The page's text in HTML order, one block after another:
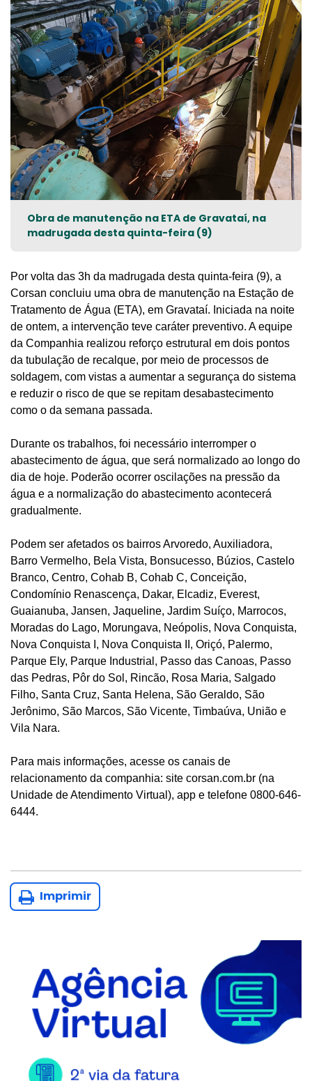
Obra de manutenção na ETA de Gravataí, na
madrugada desta quinta-feira (9)
Por volta das 3h da madrugada desta quinta-feira (9), a
Corsan concluiu uma obra de manutenção na Estação de
Tratamento de Água (ETA), em Gravataí. Iniciada na noite
de ontem, a intervenção teve caráter preventivo. A equipe
da Companhia realizou reforço estrutura l em dois pontos
da tubulação de recalque, por meio de processos de
soldagem, com vistas a aumentar a segurança do sistema
e reduzir o risco de que se repitam desabastecimento
como o da semana passada.
Durante os trabalhos, foi necessário interromper o
abastecimento de água, que será normalizado ao longo do
dia de hoje. Poderão ocorrer oscilações na pressão da
água e a normalização do abastecimento acontecerá
gradualmente.
Podem ser afetados os bairros Arvoredo, Auxiliadora,
Barro Vermelho, Bela Vista, Bonsucesso, Búzios, Castelo
Branco, Centro, Cohab B, Cohab C, Conceição,
Condomínio Renascença, Dakar, Elcadiz, Everest,
Guaianuba, Jansen, Jaqueline, Jardim Suíço, Marrocos,
Moradas do Lago, Morungava, Neópolis, Nova Conquista,
Nova Conquista I, Nova Conquista II, Oriçó, Palermo,
Parque Ely, Parque Industrial, Passo das Canoas, Passo
das Pedras, Pôr do Sol, Rincão, Rosa Maria, Salgado
Filho, Santa Cruz, Santa Helena, São Geraldo, São
Jerônimo, São Marcos, São Vicente, Timbaúva, União e
Vila Nara.
Para mais informações, acesse os canais de
relacionamento da companhia: site corsan.com.br (na
Unidade de Atendimento Virtual), app e telefone 0800-646-
6444.
Imprimir